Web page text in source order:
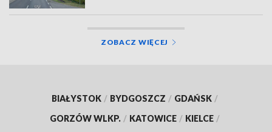
ZOBACZ WIĘCEJ
BIAŁYSTOK / BYDGOSZCZ / GDAŃSK /
GORZÓW WLKP. / KATOWICE / KIELCE /